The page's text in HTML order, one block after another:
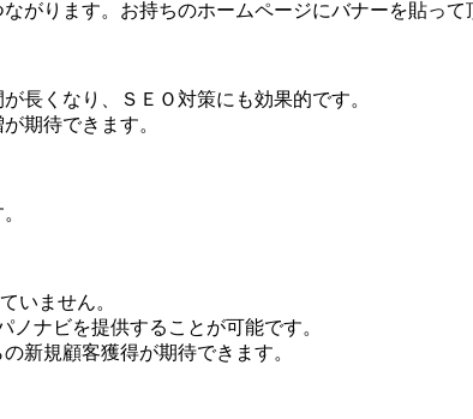
がります。お持ちのホームページにバナーを貼って
長くなり、ＳＥＯ対策にも効果的です。
期待できます。
いません。
ノナビを提供することが可能です。
新規顧客獲得が期待できます。